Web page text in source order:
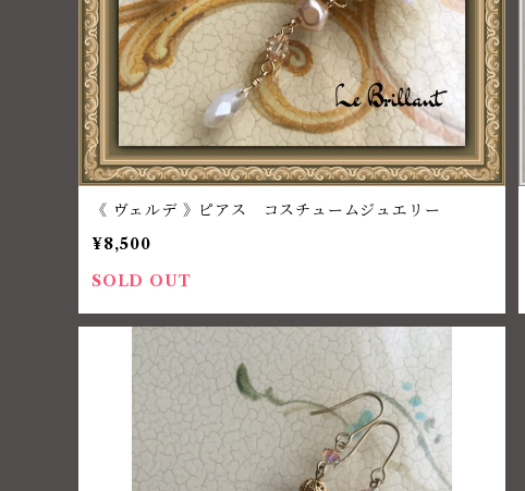
《 ヴェルデ 》ピアス コスチュームジュエリー
¥8,500
SOLD OUT